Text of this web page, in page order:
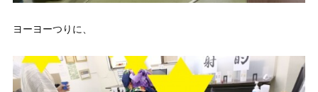
ヨーヨーつりに、